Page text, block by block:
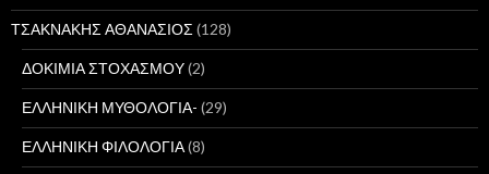
ΤΣΑΚΝΑΚΗΣ ΑΘΑΝΑΣΙΟΣ (128)
ΔΟΚΙΜΙΑ ΣΤΟΧΑΣΜΟΥ(2)
ΕΛΛΗΝΙΚΗ ΜΥΘΟΛΟΓΙΑ- (29)
ΕΛΛΗΝΙΚΗ ΦΙΛΟΛΟΓΙΑ(8)